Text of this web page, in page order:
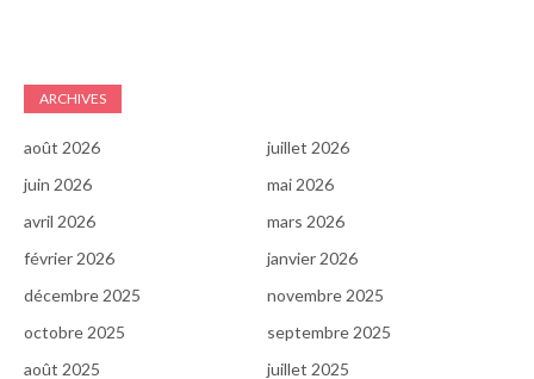
ARCHIVES
août 2026
juillet 2026
juin 2026
mai 2026
avril 2026
mars 2026
février 2026
janvier 2026
décembre 2025
novembre 2025
octobre 2025
septembre 2025
août 2025
juillet 2025